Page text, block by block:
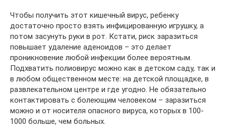
Чтобы получить этот кишечный вирус, ребенку
достаточно просто взять инфицированную игрушку, а
потом засунуть руки в рот. Кстати, риск заразиться
повышает удаление аденоидов – это делает
проникновение любой инфекции более вероятным.
Подхватить полиовирус можно как в детском саду, так и
в любом общественном месте: на детской площадке, в
развлекательном центре и где угодно. Не обязательно
контактировать с болеющим человеком – заразиться
можно и от носителя опасного вируса, которых в 100-
1000 больше, чем больных.